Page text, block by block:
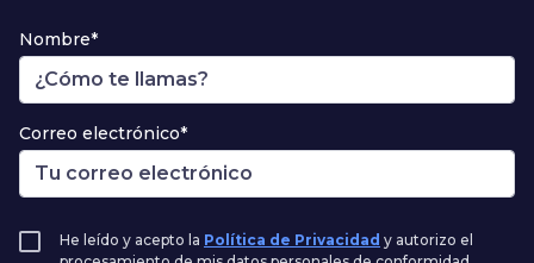
Nombre*
Correo electrónico*
He leído y acepto la Política de Privacidad y autorizo el